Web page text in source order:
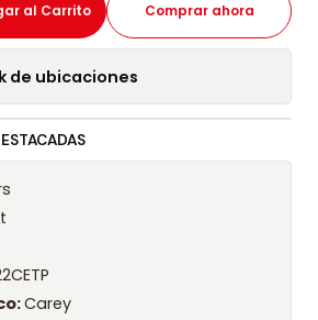
al Carrito Comprar ahora
de ubicaciones
Carey